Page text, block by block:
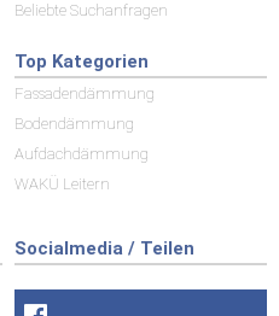
Beliebte Suchanfragen
Top Kategorien
Fassadendämmung
Bodendämmung
Aufdachdämmung
WAKÜ Leitern
Socialmedia / Teilen